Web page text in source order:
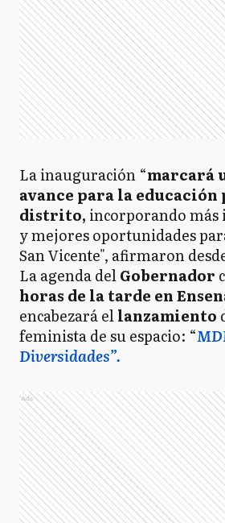
La inauguración “marcará
avance para la
distrito, incorporando
y mejores oportunidades
San Vicente", afirmaron
La agenda delGobernador
horas de la tarde en
encabezará ellanzamiento
feminista de su espacio: “
Diversidades”.
Ads